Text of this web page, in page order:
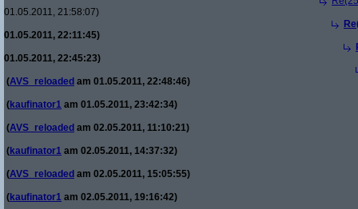
01.05.2011, 21:58:07)
01.05.2011, 22:11:45)
01.05.2011, 22:45:23)
(AVS_reloaded am 01.05.2011, 22:48:46)
(kaufinator1 am 01.05.2011, 23:42:34)
(AVS_reloaded am 02.05.2011, 11:10:21)
(kaufinator1 am 02.05.2011, 14:37:32)
(AVS_reloaded am 02.05.2011, 15:05:55)
(kaufinator1 am 02.05.2011, 19:16:42)